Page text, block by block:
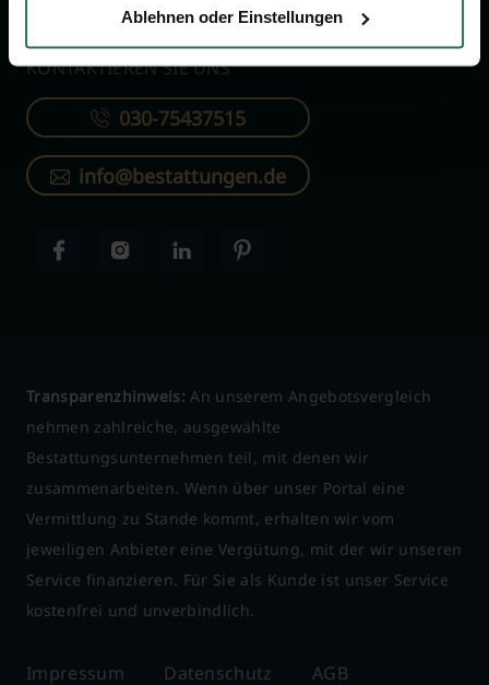
Ablehnen oder Einstellungen
KONTAKTIEREN SIE UNS
030-75437515
info@bestattungen.de
Transparenzhinweis: An unserem Angebotsvergleich
nehmen zahlreiche, ausgewählte
Bestattungsunternehmen teil, mit denen wir
zusammenarbeiten. Wenn über unser Portal eine
Vermittlung zu Stande kommt, erhalten wir vom
jeweiligen Anbieter eine Vergütung, mit der wir unseren
Service finanzieren. Für Sie als Kunde ist unser Service
kostenfrei und unverbindlich.
Impressum Datenschutz AGB